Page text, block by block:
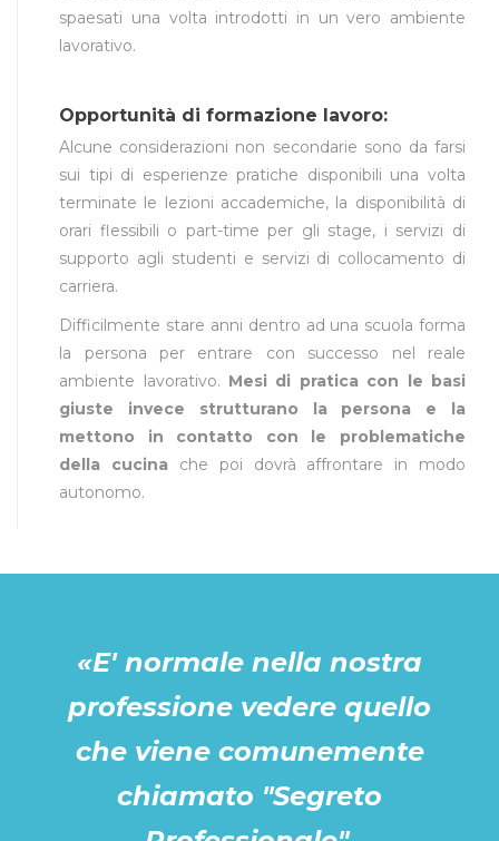
spaesati una volta introdotti in un vero ambiente
lavorativo.
Opportunità di formazione lavoro:
Alcune considerazioni non secondarie sono da farsi
sui tipi di esperienze pratiche disponibili una volta
terminate le lezioni accademiche, la disponibilità di
orari flessibili o part-time per gli stage, i servizi di
supporto agli studenti e servizi di collocamento di
carriera.
Difficilmente stare anni dentro ad una scuola forma
la persona per entrare con successo nel reale
ambiente lavorativo. Mesi di pratica con le basi
giuste invece strutturano la persona e la
mettono in contatto con le problematiche
della cucina che poi dovrà affrontare in modo
autonomo.
«E' normale nella nostra
professione vedere quello
che viene comunemente
chiamato "Segreto